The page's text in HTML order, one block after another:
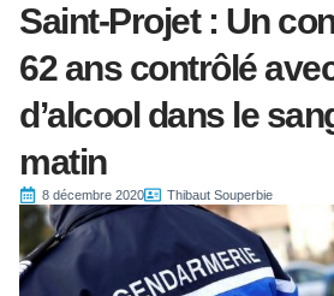
Saint-Projet : Un
62 ans contrôlé
d’alcool dans le
matin
8 décembre 2020 Thibaut Souperbie